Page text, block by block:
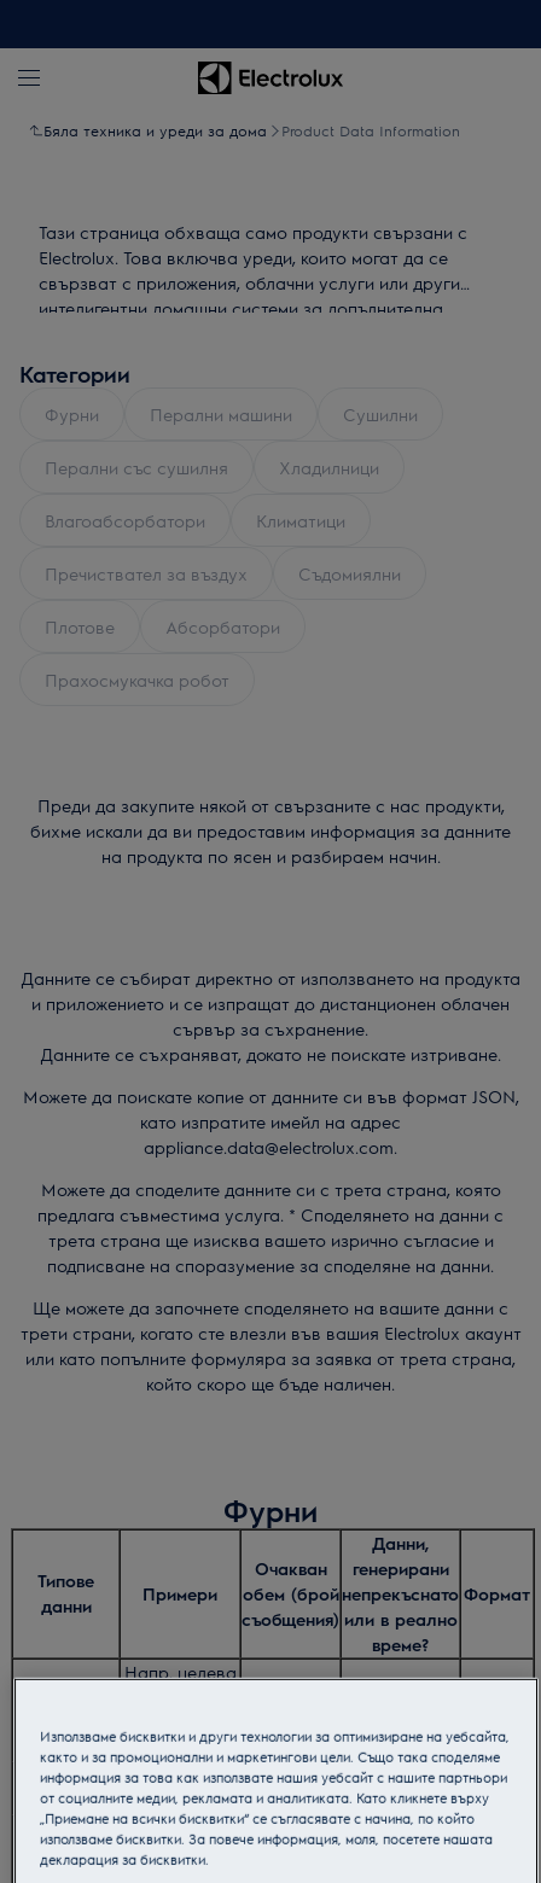
Бяла техника и уреди за дома Product Data Information
Тази страница обхваща само продукти свързани с
Electrolux. Това включва уреди, които могат да се
свързват с приложения, облачни услуги или други
интелигентни домашни системи за допълнителна
Категории
Фурни Перални машини Сушилни
Перални със сушилня Хладилници
Влагоабсорбатори Климатици
Пречиствател за въздух Съдомиялни
Плотове Абсорбатори
Прахосмукачка робот
Преди да закупите някой от свързаните с нас продукти,
бихме искали да ви предоставим информация за данните
на продукта по ясен и разбираем начин.
Данните се събират директно от използването на продукта
и приложението и се изпращат до дистанционен облачен
сървър за съхранение.
Данните се съхраняват, докато не поискате изтриване.
Можете да поискате копие от данните си във формат JSON,
като изпратите имейл на адрес
appliance.data@electrolux.com.
Можете да споделите данните си с трета страна, която
предлага съвместима услуга. * Споделянето на данни с
трета страна ще изисква вашето изрично съгласие и
подписване на споразумение за споделяне на данни.
Ще можете да започнете споделянето на вашите данни с
трети страни, когато сте влезли във вашия Electrolux акаунт
или като попълните формуляра за заявка от трета страна,
който скоро ще бъде наличен.
Фурни
Типове
данни
Примери
Очакван
обем (брой
съобщения)
Данни,
генерирани
непрекъснато
или в реално
време?
Формат
Напр. целева
работа
Данни за
свързаност
Напр. Ssid,
MacAddress
1000 на ден Непрекъснат JSON
Данни за
Напр.
Температура
10 000 на
Използваме бисквитки и други технологии за оптимизиране на уебсайта,
както и за промоционални и маркетингови цели. Също така споделяме
информация за това как използвате нашия уебсайт с нашите партньори
от социалните медии, рекламата и аналитиката. Като кликнете върху
„Приемане на всички бисквитки“ се съгласявате с начина, по който
използваме бисквитки. За повече информация, моля, посетете нашата
декларация за бисквитки.